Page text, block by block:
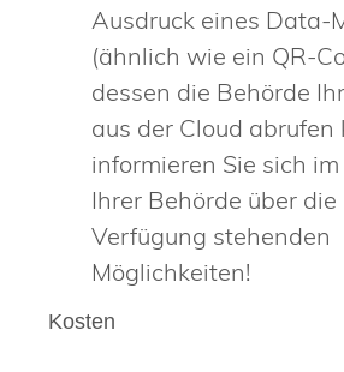
Ausdruck eines Data-
(ähnlich wie ein QR-
dessen die Behörde
aus der Cloud abrufen
informieren Sie sich
Ihrer Behörde über
Verfügung stehenden
Möglichkeiten!
Kosten